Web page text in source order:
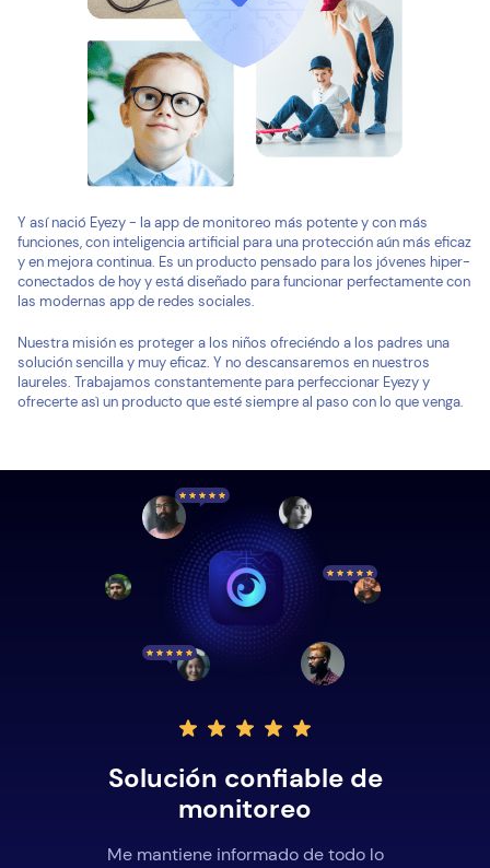
Y así nació Eyezy - la app de monitoreo más potente y con más
funciones, con inteligencia artificial para una protección aún más eficaz
y en mejora continua. Es un producto pensado para los jóvenes hiper-
conectados de hoy y está diseñado para funcionar perfectamente con
las modernas app de redes sociales.
Nuestra misión es proteger a los niños ofreciéndo a los padres una
solución sencilla y muy eficaz. Y no descansaremos en nuestros
laureles. Trabajamos constantemente para perfeccionar Eyezy y
ofrecerte asì un producto que esté siempre al paso con lo que venga.
Solución confiable de
monitoreo
Me mantiene informado de todo lo